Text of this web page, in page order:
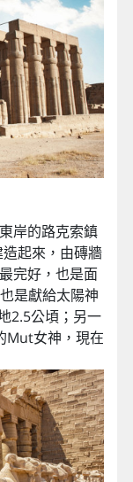
岸的路克索鎮
起來，由磚牆
完好，也是面
是獻給太陽神
2.5公頃；另一
女神，現在